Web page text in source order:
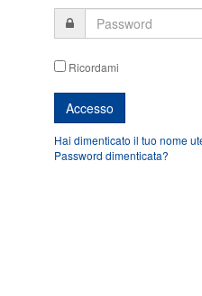
Ricordami
Hai dimenticato il tuo nome
Password dimenticata?